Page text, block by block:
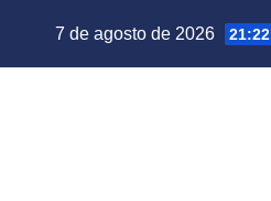
7 de agosto de 2026 21:22